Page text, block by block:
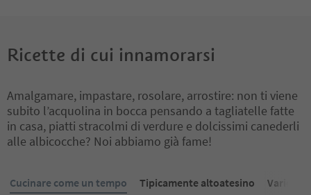
Ricette di cui innamorarsi
Amalgamare, impastare, rosolare, arrostire: non ti viene
subito l’acquolina in bocca pensando a tagliatelle fatte
in casa, piatti stracolmi di verdure e dolcissimi canederli
alle albicocche? Noi abbiamo già fame!
Cucinare come un tempo Tipicamente altoatesino Varietà